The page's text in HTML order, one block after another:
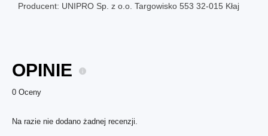
Producent: UNIPRO Sp. z o.o. Targowisko 553 32-015 Kłaj
OPINIE
0 Oceny
Na razie nie dodano żadnej recenzji.